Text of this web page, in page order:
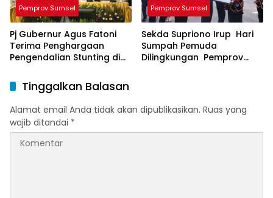
Pemprov Sumsel
Pj Gubernur Agus Fatoni
Terima Penghargaan
Pengendalian Stunting di
Pemprov Sumsel
Sekda Supriono Irup Hari
Sumpah Pemuda
Dilingkungan Pemprov
Tinggalkan Balasan
Alamat email Anda tidak akan dipublikasikan. Ruas yang
wajib ditandai *